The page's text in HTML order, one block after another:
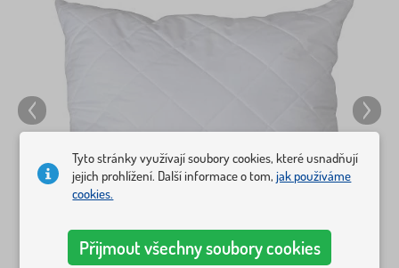
Tyto stránky využívají soubory cookies, které usnadňují
jejich prohlížení. Další informace o tom,jak používáme
cookies.
Přijmout všechny soubory cookies